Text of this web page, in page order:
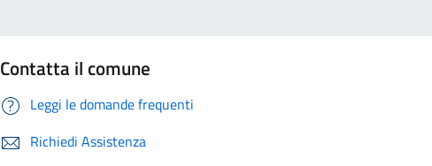
Contatta il comune
Leggi le domande frequenti
Richiedi Assistenza